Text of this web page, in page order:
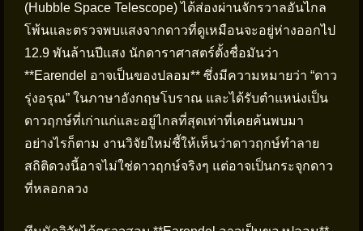
(Hubble Space Telescope) ได้ส่องผ่านจักรวาลอันไกล
โพ้นและตรวจพบแสงจากดาวที่ดูเหมือนจะอยู่ห่างออกไป
12.9 พันล้านปีแสง นักดาราศาสตร์ตั้งชื่อมันว่า
**Earendel อาจเป็นของปลอม** ซึ่งมีความหมายว่า “ดาว
รุ่งอรุณ” ในภาษาอังกฤษโบราณ และได้รับตำแหน่งเป็น
ดาวฤกษ์ที่เก่าแก่และอยู่ไกลที่สุดเท่าที่เคยค้นพบมา
อย่างไรก็ตาม งานวิจัยใหม่ชี้ให้เห็นว่าดาวฤกษ์ทำลาย
สถิติดวงนี้อาจไม่ใช่ดาวฤกษ์จริงๆ แต่อาจเป็นกระจุกดาว
ที่หลอกลวง